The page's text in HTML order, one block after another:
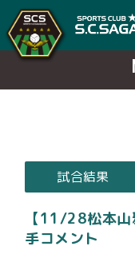
試合結果
【11/28松本
手コメント